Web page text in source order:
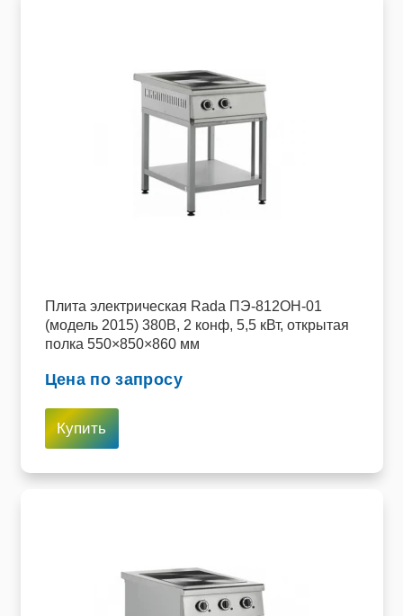
Плита электрическая Rada ПЭ-812ОН-01
(модель 2015) 380В, 2 конф, 5,5 кВт, открытая
полка 550×850×860 мм
Цена по запросу
Купить